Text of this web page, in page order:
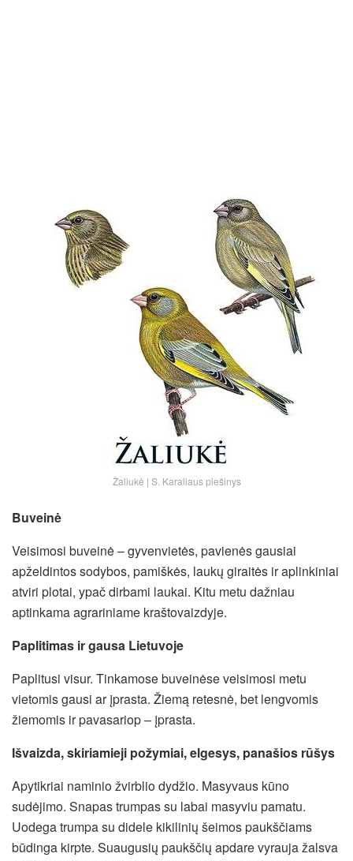
Žaliukė | S. Karaliaus piešinys
Buveinė
Veisimosi buveinė – gyvenvietės, pavienės gausiai
apželdintos sodybos, pamiškės, laukų giraitės ir aplinkiniai
atviri plotai, ypač dirbami laukai. Kitu metu dažniau
aptinkama agrariniame kraštovaizdyje.
Paplitimas ir gausa Lietuvoje
Paplitusi visur. Tinkamose buveinėse veisimosi metu
vietomis gausi ar įprasta. Žiemą retesnė, bet lengvomis
žiemomis ir pavasariop – įprasta.
Išvaizda, skiriamieji požymiai, elgesys, panašios rūšys
Apytikriai naminio žvirblio dydžio. Masyvaus kūno
sudėjimo. Snapas trumpas su labai masyviu pamatu.
Uodega trumpa su didele kikilinių šeimos paukščiams
būdinga kirpte. Suaugusių paukščių apdare vyrauja žalsva